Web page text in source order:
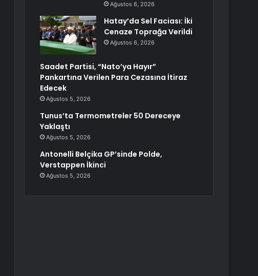
Ağustos 6, 2026
Hatay’da Sel Faciası: İki
Cenaze Toprağa Verildi
Ağustos 6, 2026
Saadet Partisi, “Nato’ya Hayır”
Pankartına Verilen Para Cezasına İtiraz
Edecek
Ağustos 5, 2026
Tunus’ta Termometreler 50 Dereceye
Yaklaştı
Ağustos 5, 2026
Antonelli Belçika GP’sinde Polde,
Verstappen İkinci
Ağustos 5, 2026